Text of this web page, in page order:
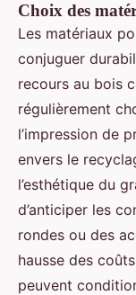
Choix des
Les matériaux
conjuguer
recours au bois
régulièrement
l’impression de
envers le
l’esthétique du
d’anticiper les
rondes ou des
hausse des
peuvent